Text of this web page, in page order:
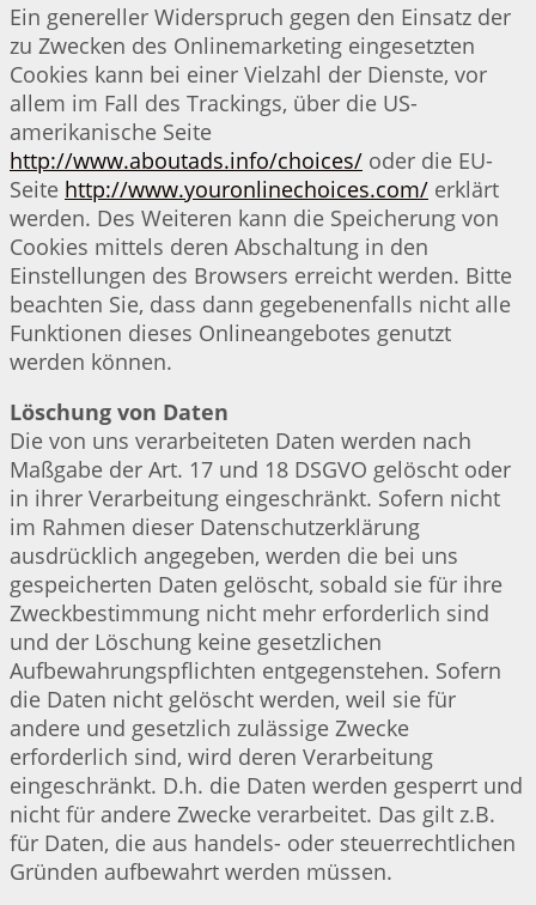
Ein genereller Widerspruch gegen den Einsatz der
zu Zwecken des Onlinemarketing eingesetzten
Cookies kann bei einer Vielzahl der Dienste, vor
allem im Fall des Trackings, über die US-
amerikanische Seite
http://www.aboutads.info/choices/ oder die EU-
Seite http://www.youronlinechoices.com/ erklärt
werden. Des Weiteren kann die Speicherung von
Cookies mittels deren Abschaltung in den
Einstellungen des Browsers erreicht werden. Bitte
beachten Sie, dass dann gegebenenfalls nicht alle
Funktionen dieses Onlineangebotes genutzt
werden können.
Löschung von Daten
Die von uns verarbeiteten Daten werden nach
Maßgabe der Art. 17 und 18 DSGVO gelöscht oder
in ihrer Verarbeitung eingeschränkt. Sofern nicht
im Rahmen dieser Datenschutzerklärung
ausdrücklich angegeben, werden die bei uns
gespeicherten Daten gelöscht, sobald sie für ihre
Zweckbestimmung nicht mehr erforderlich sind
und der Löschung keine gesetzlichen
Aufbewahrungspflichten entgegenstehen. Sofern
die Daten nicht gelöscht werden, weil sie für
andere und gesetzlich zulässige Zwecke
erforderlich sind, wird deren Verarbeitung
eingeschränkt. D.h. die Daten werden gesperrt und
nicht für andere Zwecke verarbeitet. Das gilt z.B.
für Daten, die aus handels- oder steuerrechtlichen
Gründen aufbewahrt werden müssen.